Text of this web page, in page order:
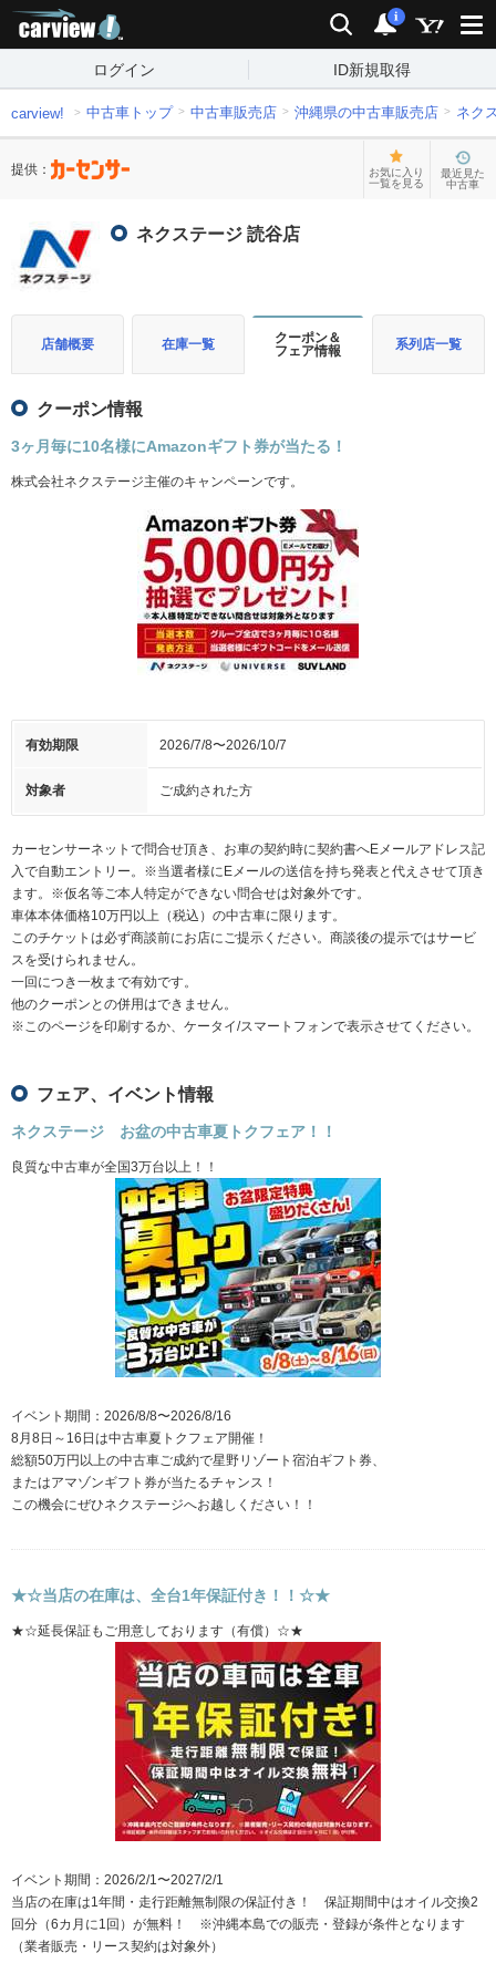
検索 通知
i
ログイン ID新規取得
carview! 中古車トップ 中古車販売店 沖縄県の中古車販売店 ネク
提供：
お気に入り
一覧を見る
最近見た
中古車
ネクステージ 読谷店
店舗概要 在庫一覧
クーポン＆
フェア情報
系列店一覧
クーポン情報
3ヶ月毎に10名様にAmazonギフト券が当たる！
株式会社ネクステージ主催のキャンペーンです。
有効期限 2026/7/8〜2026/10/7
対象者 ご成約された方
カーセンサーネットで問合せ頂き、お車の契約時に契約書へEメールアドレス記
入で自動エントリー。※当選者様にEメールの送信を持ち発表と代えさせて頂き
ます。※仮名等ご本人特定ができない問合せは対象外です。
車体本体価格10万円以上（税込）の中古車に限ります。
このチケットは必ず商談前にお店にご提示ください。商談後の提示ではサービ
スを受けられません。
一回につき一枚まで有効です。
他のクーポンとの併用はできません。
※このページを印刷するか、ケータイ/スマートフォンで表示させてください。
フェア、イベント情報
ネクステージ お盆の中古車夏トクフェア！！
良質な中古車が全国3万台以上！！
イベント期間：2026/8/8〜2026/8/16
8月8日～16日は中古車夏トクフェア開催！
総額50万円以上の中古車ご成約で星野リゾート宿泊ギフト券、
またはアマゾンギフト券が当たるチャンス！
この機会にぜひネクステージへお越しください！！
★☆当店の在庫は、全台1年保証付き！！☆★
★☆延長保証もご用意しております（有償）☆★
イベント期間：2026/2/1〜2027/2/1
当店の在庫は1年間・走行距離無制限の保証付き！ 保証期間中はオイル交換2
回分（6カ月に1回）が無料！ ※沖縄本島での販売・登録が条件となります
（業者販売・リース契約は対象外）